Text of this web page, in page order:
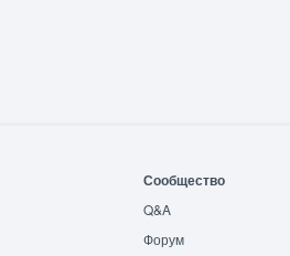
Сообщество
Q&A
Форум